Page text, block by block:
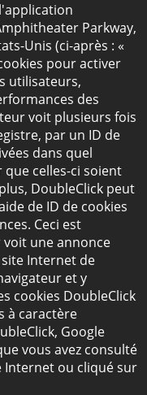
Parkway,
Unis (ci-après : «
pour activer
utilisateurs,
des
voit plusieurs fois
par un ID de
dans quel
celles-ci soient
DoubleClick peut
de ID de cookies
Ceci est
une annonce
Internet de
et y
cookies DoubleClick
à caractère
Google
vous avez consulté
ou cliqué sur